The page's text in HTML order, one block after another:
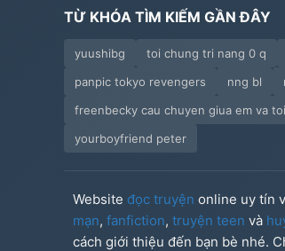
TỪ KHÓA TÌM KIẾM GẦN ĐÂY
yuushibg toi chung tri nang 0 q
panpic tokyo revengers
nng bl
freenbecky cau chuyen giua em va toi
yourboyfriend peter
Website đọc truyện online uy tín
mạn, fanfiction, truyện teen và
cách giới thiệu đến bạn bè nhé.